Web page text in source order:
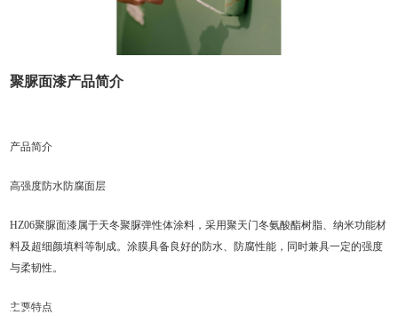
聚脲面漆产品简介
产品简介
高强度防水防腐面层
HZ06聚脲面漆属于天冬聚脲弹性体涂料，采用聚天门冬氨酸酯树脂、纳米功能材
料及超细颜填料等制成。涂膜具备良好的防水、防腐性能，同时兼具一定的强度
与柔韧性。
主要特点